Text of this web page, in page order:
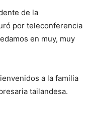
de la
por teleconferencia
en muy, muy
a la familia
tailandesa.